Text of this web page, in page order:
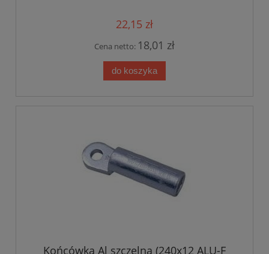
22,15 zł
Cena netto: 18,01 zł
do koszyka
Końcówka Al szczelna (240x12 ALU-F